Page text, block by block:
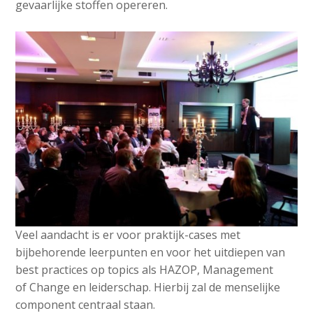
n
u
m
p
t
o
m
a
n
c
o
n
t
e
n
t
e
s
:
gevaarlijke stoffen opereren.
Veel aandacht is er voor praktijk-cases met
bijbehorende leerpunten en voor het uitdiepen van
best practices op topics als HAZOP, Management
of Change en leiderschap. Hierbij zal de menselijke
component centraal staan.
English
Nederlands